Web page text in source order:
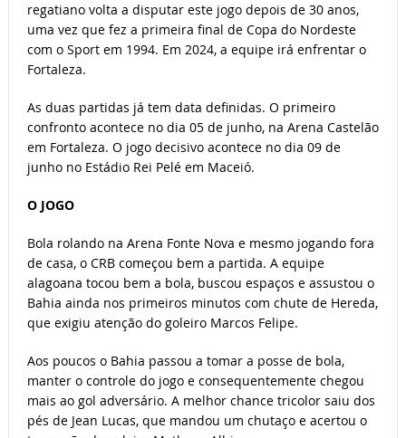
regatiano volta a disputar este jogo depois de 30 anos,
uma vez que fez a primeira final de Copa do Nordeste
com o Sport em 1994. Em 2024, a equipe irá enfrentar o
Fortaleza.
As duas partidas já tem data definidas. O primeiro
confronto acontece no dia 05 de junho, na Arena Castelão
em Fortaleza. O jogo decisivo acontece no dia 09 de
junho no Estádio Rei Pelé em Maceió.
O JOGO
Bola rolando na Arena Fonte Nova e mesmo jogando fora
de casa, o CRB começou bem a partida. A equipe
alagoana tocou bem a bola, buscou espaços e assustou o
Bahia ainda nos primeiros minutos com chute de Hereda,
que exigiu atenção do goleiro Marcos Felipe.
Aos poucos o Bahia passou a tomar a posse de bola,
manter o controle do jogo e consequentemente chegou
mais ao gol adversário. A melhor chance tricolor saiu dos
pés de Jean Lucas, que mandou um chutaço e acertou o